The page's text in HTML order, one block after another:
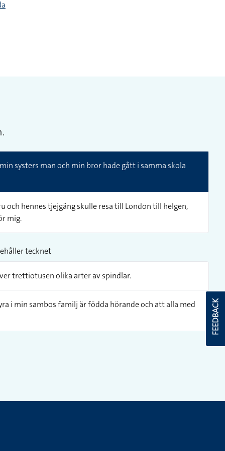
systers man och min bror hade gått i samma skola
och hennes tjejgäng skulle resa till London till helgen,
mig.
tecknet
trettiotusen olika arter av spindlar.
i min sambos familj är födda hörande och att alla med
FEEDBACK